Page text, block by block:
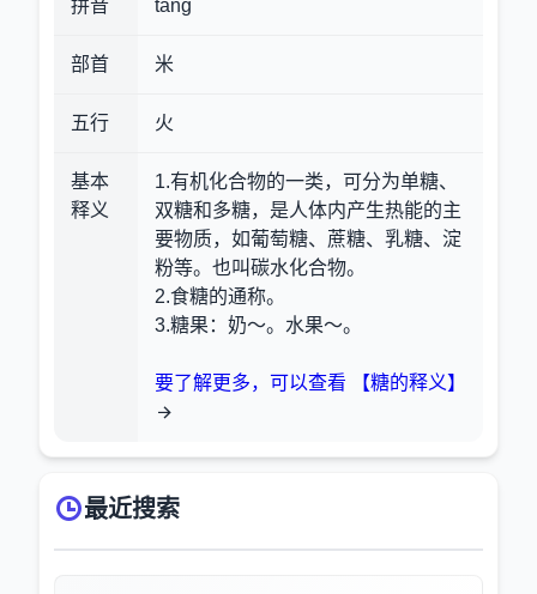
拼音 táng
部首 米
五行 火
基本
释义
1.有机化合物的一类，可分为单糖、
双糖和多糖，是人体内产生热能的主
要物质，如葡萄糖、蔗糖、乳糖、淀
粉等。也叫碳水化合物。
2.食糖的通称。
3.糖果 ：奶～。水果～。
要了解更多，可以查看 【糖的释义】
最近搜索